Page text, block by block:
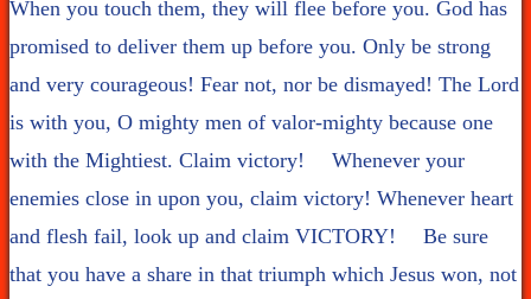
When you touch them, they will flee before you. God has
promised to deliver them up before you. Only be strong
and very courageous! Fear not, nor be dismayed! The Lord
is with you, O mighty men of valor-mighty because one
with the Mightiest. Claim victory! Whenever your
enemies close in upon you, claim victory! Whenever heart
and flesh fail, look up and claim VICTORY! Be sure
that you have a share in that triumph which Jesus won, not